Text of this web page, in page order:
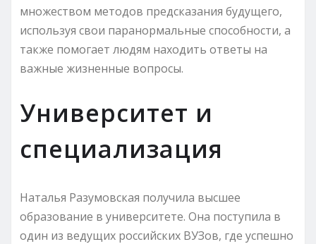
множеством методов предсказания будущего,
используя свои паранормальные способности, а
также помогает людям находить ответы на
важные жизненные вопросы.
Университет и
специализация
Наталья Разумовская получила высшее
образование в университете. Она поступила в
один из ведущих российских ВУЗов, где успешно